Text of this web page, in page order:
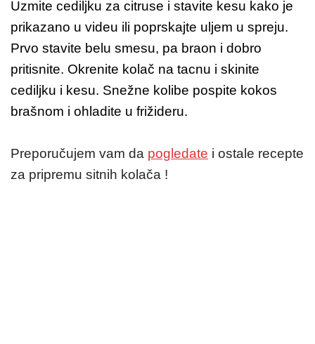
Uzmite cediljku za citruse i stavite kesu kako je
prikazano u videu ili poprskajte uljem u spreju.
Prvo stavite belu smesu, pa braon i dobro
pritisnite. Okrenite kolač na tacnu i skinite
cediljku i kesu. Snežne kolibe pospite kokos
brašnom i ohladite u frižideru.
Preporučujem vam da pogledate i ostale recepte
za pripremu sitnih kolača !